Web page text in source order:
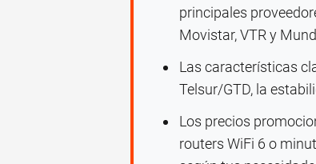
principales
Movistar, VTR y
Las características
Telsur/GTD, la
Los precios
routers WiFi 6 o